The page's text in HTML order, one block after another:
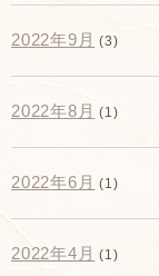
2022年9月 (3)
2022年8月 (1)
2022年6月 (1)
2022年4月 (1)